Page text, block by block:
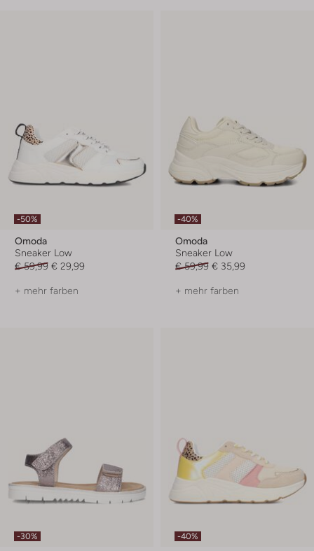
-50%
Omoda
Sneaker Low
€ 59,99 € 29,99
+ mehr farben
-40%
Omoda
Sneaker Low
€ 59,99 € 35,99
+ mehr farben
-30% -40%